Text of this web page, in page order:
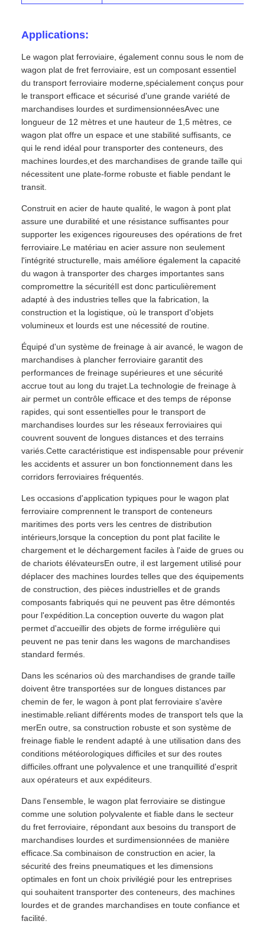
Applications:
Le wagon plat ferroviaire, également connu sous le nom de
wagon plat de fret ferroviaire, est un composant essentiel
du transport ferroviaire moderne,spécialement conçus pour
le transport efficace et sécurisé d'une grande variété de
marchandises lourdes et surdimensionnéesAvec une
longueur de 12 mètres et une hauteur de 1,5 mètres, ce
wagon plat offre un espace et une stabilité suffisants, ce
qui le rend idéal pour transporter des conteneurs, des
machines lourdes,et des marchandises de grande taille qui
nécessitent une plate-forme robuste et fiable pendant le
transit.
Construit en acier de haute qualité, le wagon à pont plat
assure une durabilité et une résistance suffisantes pour
supporter les exigences rigoureuses des opérations de fret
ferroviaire.Le matériau en acier assure non seulement
l'intégrité structurelle, mais améliore également la capacité
du wagon à transporter des charges importantes sans
compromettre la sécuritéIl est donc particulièrement
adapté à des industries telles que la fabrication, la
construction et la logistique, où le transport d'objets
volumineux et lourds est une nécessité de routine.
Équipé d'un système de freinage à air avancé, le wagon de
marchandises à plancher ferroviaire garantit des
performances de freinage supérieures et une sécurité
accrue tout au long du trajet.La technologie de freinage à
air permet un contrôle efficace et des temps de réponse
rapides, qui sont essentielles pour le transport de
marchandises lourdes sur les réseaux ferroviaires qui
couvrent souvent de longues distances et des terrains
variés.Cette caractéristique est indispensable pour prévenir
les accidents et assurer un bon fonctionnement dans les
corridors ferroviaires fréquentés.
Les occasions d'application typiques pour le wagon plat
ferroviaire comprennent le transport de conteneurs
maritimes des ports vers les centres de distribution
intérieurs,lorsque la conception du pont plat facilite le
chargement et le déchargement faciles à l'aide de grues ou
de chariots élévateursEn outre, il est largement utilisé pour
déplacer des machines lourdes telles que des équipements
de construction, des pièces industrielles et de grands
composants fabriqués qui ne peuvent pas être démontés
pour l'expédition.La conception ouverte du wagon plat
permet d'accueillir des objets de forme irrégulière qui
peuvent ne pas tenir dans les wagons de marchandises
standard fermés.
Dans les scénarios où des marchandises de grande taille
doivent être transportées sur de longues distances par
chemin de fer, le wagon à pont plat ferroviaire s'avère
inestimable.reliant différents modes de transport tels que la
merEn outre, sa construction robuste et son système de
freinage fiable le rendent adapté à une utilisation dans des
conditions météorologiques difficiles et sur des routes
difficiles.offrant une polyvalence et une tranquillité d'esprit
aux opérateurs et aux expéditeurs.
Dans l'ensemble, le wagon plat ferroviaire se distingue
comme une solution polyvalente et fiable dans le secteur
du fret ferroviaire, répondant aux besoins du transport de
marchandises lourdes et surdimensionnées de manière
efficace.Sa combinaison de construction en acier, la
sécurité des freins pneumatiques et les dimensions
optimales en font un choix privilégié pour les entreprises
qui souhaitent transporter des conteneurs, des machines
lourdes et de grandes marchandises en toute confiance et
facilité.